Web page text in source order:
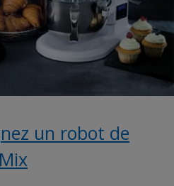
un robot de